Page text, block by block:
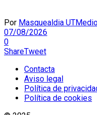
Por Masquealdia
07/08/2026
0
ShareTweet
Contacta
Aviso legal
Política de
Política de cookies